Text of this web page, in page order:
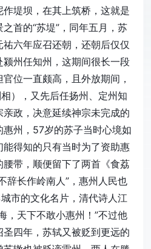
堤坝，在其上筑桥，这就是
首的“苏堤”，同年五月，苏
六年应召还朝，还朝后仅仅
州任知州，这期间很长一段
位一直颇高，且外放期间，
），又先后任扬州、定州知
政，决意延续神宗未完成的
州，57岁的苏子当时心境如
得知的只有当时为了资助惠
带，顺便留下了两首《食荔
辞长作岭南人”，惠州人民也
市的文化名片，清代诗人江
，天下不敢小惠州！”不过他
四年，苏轼又被贬到更远的